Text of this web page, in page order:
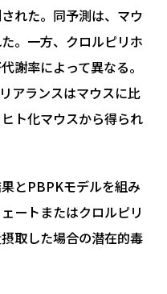
れた。同予測は、マウ
。一方、クロルピリホ
謝率によって異なる。
アランスはマウスに比
ト化マウスから得られ
とPBPKモデルを組み
ートまたはクロルピリ
取した場合の潜在的毒